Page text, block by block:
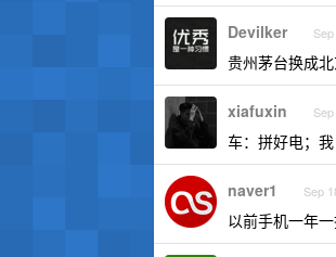
Devilker
贵州茅台换成
xiafuxin
车：拼好电；我
naver1 Sep
以前手机一年